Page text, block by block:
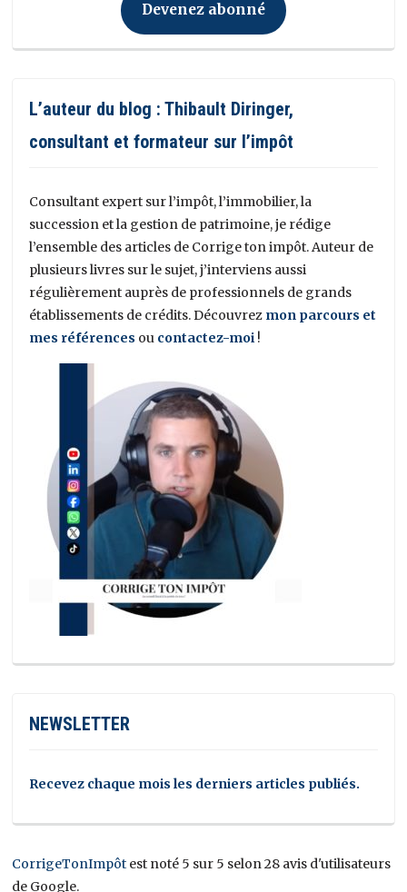
Devenez abonné
L’auteur du blog : Thibault Diringer,
consultant et formateur sur l’impôt
Consultant expert sur l’impôt, l’immobilier, la
succession et la gestion de patrimoine, je rédige
l’ensemble des articles de Corrige ton impôt. Auteur de
plusieurs livres sur le sujet, j’interviens aussi
régulièrement auprès de professionnels de grands
établissements de crédits. Découvrez mon parcours et
mes références ou contactez-moi !
NEWSLETTER
Recevez chaque mois les derniers articles publiés.
CorrigeTonImpôt est noté 5 sur 5 selon 28 avis d'utilisateurs
de Google.